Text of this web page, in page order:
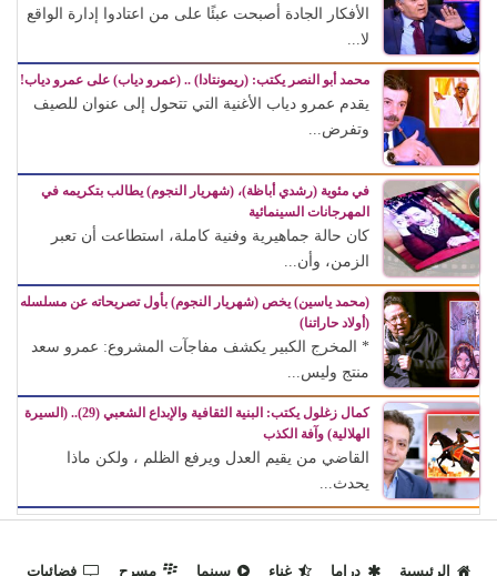
الأفكار الجادة أصبحت عبئًا على من اعتادوا إدارة الواقع
لا...
محمد أبو النصر يكتب: (ريمونتادا) .. (عمرو دياب) على عمرو دياب!
يقدم عمرو دياب الأغنية التي تتحول إلى عنوان للصيف
وتفرض...
في مئوية (رشدي أباظة)، (شهريار النجوم) يطالب بتكريمه في
المهرجانات السينمائية
كان حالة جماهيرية وفنية كاملة، استطاعت أن تعبر
الزمن، وأن...
(محمد ياسين) يخص (شهريار النجوم) بأول تصريحاته عن مسلسله
(أولاد حاراتنا)
* المخرج الكبير يكشف مفاجآت المشروع: عمرو سعد
منتج وليس...
كمال زغلول يكتب: البنية الثقافية والإبداع الشعبي (29).. (السيرة
الهلالية) وآفة الكذب
القاضي من يقيم العدل ويرفع الظلم ، ولكن ماذا
يحدث...
الرئيسية دراما غناء سينما مسرح فضائيات